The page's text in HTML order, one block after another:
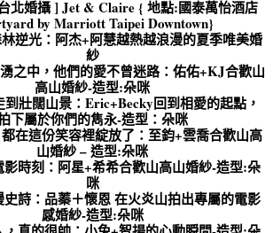
北婚攝 ] Jet & Claire { 地點:國泰萬怡酒店
by Marriott Taipei Downtown}
逆光：阿杰+阿慧越熱越浪漫的夏季唯美婚
紗
之中，他們的愛不曾迷路：佑佑+KJ合歡山
高山婚紗-造型:朵咪
壯闊山景：Eric+Becky回到相愛的起點，
下屬於你們的雋永-造型：朵咪
在這份笑容裡綻放了：至鈞+雲喬合歡山高
山婚紗 – 造型:朵咪
時刻：阿星+希希合歡山高山婚紗-造型:朵
咪
詩：品蓁＋懷恩 在火炎山拍出專屬的電影
感婚紗-造型:朵咪